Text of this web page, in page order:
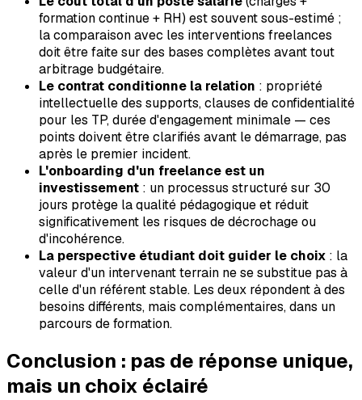
formation continue + RH) est souvent sous-estimé ;
la comparaison avec les interventions freelances
doit être faite sur des bases complètes avant tout
arbitrage budgétaire.
Le contrat conditionne la relation : propriété
intellectuelle des supports, clauses de confidentialité
pour les TP, durée d'engagement minimale — ces
points doivent être clarifiés avant le démarrage, pas
après le premier incident.
L'onboarding d'un freelance est un
investissement : un processus structuré sur 30
jours protège la qualité pédagogique et réduit
significativement les risques de décrochage ou
d'incohérence.
La perspective étudiant doit guider le choix : la
valeur d'un intervenant terrain ne se substitue pas à
celle d'un référent stable. Les deux répondent à des
besoins différents, mais complémentaires, dans un
parcours de formation.
Conclusion : pas de réponse unique,
mais un choix éclairé